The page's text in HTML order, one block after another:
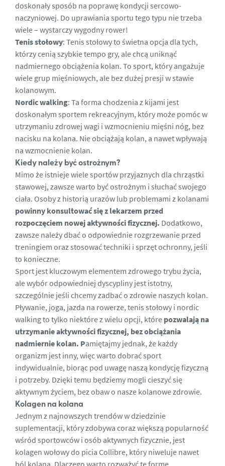
doskonały sposób na poprawę kondycji sercowo-
naczyniowej. Do uprawiania sportu tego typu nie trzeba
wiele – wystarczy wygodny rower!
Tenis stołowy: Tenis stołowy to świetna opcja dla tych,
którzy cenią szybkie tempo gry, ale chcą uniknąć
nadmiernego obciążenia kolan. To sport, który angażuje
wiele grup mięśniowych, ale bez dużej presji wstawie
kolanowym.
Nordic walking: Ta forma chodzenia z kijami jest
doskonałym sportem rekreacyjnym, który może pomóc w
utrzymaniu zdrowej wagi i wzmocnieniu mięśni nóg, bez
nacisku na kolana. Nieobciążają kolan, a nawet wpływają
na wzmocnienie kolan.
Kiedy należy być ostrożnym?
Mimo że istnieje wiele sportów przyjaznych dla chrząstki
stawowej, zawsze warto być ostrożnym i słuchać swojego
ciała. Osoby z historią urazów lub problemami z kolanami
powinny konsultować się z lekarzem przed
rozpoczęciem nowej aktywności fizycznej. Dodatkowo,
zawsze należy dbać o odpowiednie rozgrzewanie przed
treningiem oraz stosować techniki i sprzęt ochronny, jeśli
to konieczne.
Sport jest kluczowym elementem zdrowego trybu życia,
ale wybór odpowiedniej dyscypliny jest istotny,
szczególnie jeśli chcemy zadbać o zdrowie naszych kolan.
Pływanie, joga, jazda na rowerze, tenis stołowy i nordic
walking to tylko niektóre z wielu opcji, które pozwalają na
utrzymanie aktywności fizycznej, bez obciążania
nadmiernie kolan. Pamiętajmy jednak, że każdy
organizm jest inny, więc warto dobrać sport
indywidualnie, biorąc pod uwagę naszą kondycję fizyczną
i potrzeby. Dzięki temu będziemy mogli cieszyć się
aktywnym życiem, bez obaw o nasze kolanowe zdrowie.
Kolagen na kolana
Jednym z najnowszych trendów w dziedzinie
suplementacji, który zdobywa coraz większą popularność
wśród sportowców i osób aktywnych fizycznie, jest
kolagen wołowy do picia Collibre, który niweluje nawet
ból kolana. Dlaczego warto rozważyć tę formę